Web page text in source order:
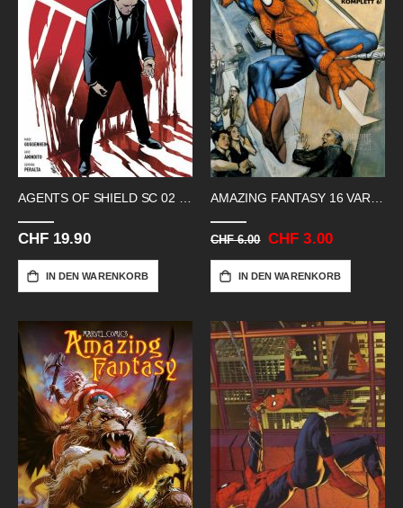
AGENTS OF SHIELD SC 02 LETZTER
CHF 19.90
IN DEN WARENKORB
AMAZING FANTASY 16 VARIANT
CHF 6.00 Sonderangebot
CHF 3.00
IN DEN WARENKORB